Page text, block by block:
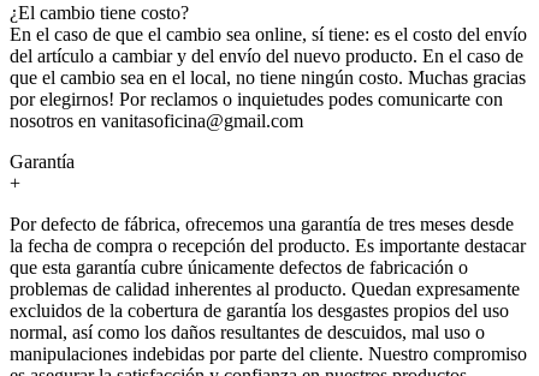
¿El cambio tiene costo?
En el caso de que el cambio sea online, sí tiene: es el costo del envío
del artículo a cambiar y del envío del nuevo producto. En el caso de
que el cambio sea en el local, no tiene ningún costo. Muchas gracias
por elegirnos! Por reclamos o inquietudes podes comunicarte con
nosotros en vanitasoficina@gmail.com
Garantía
+
Por defecto de fábrica, ofrecemos una garantía de tres meses desde
la fecha de compra o recepción del producto. Es importante destacar
que esta garantía cubre únicamente defectos de fabricación o
problemas de calidad inherentes al producto. Quedan expresamente
excluidos de la cobertura de garantía los desgastes propios del uso
normal, así como los daños resultantes de descuidos, mal uso o
manipulaciones indebidas por parte del cliente. Nuestro compromiso